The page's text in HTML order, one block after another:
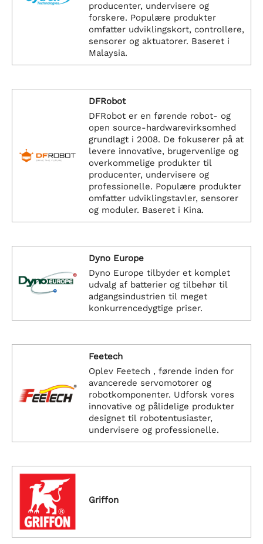
producenter, undervisere og
forskere. Populære produkter
omfatter udviklingskort, controllere,
sensorer og aktuatorer. Baseret i
Malaysia.
DFRobot
DFRobot er en førende robot- og
open source-hardwarevirksomhed
grundlagt i 2008. De fokuserer på at
levere innovative, brugervenlige og
overkommelige produkter til
producenter, undervisere og
professionelle. Populære produkter
omfatter udviklingstavler, sensorer
og moduler. Baseret i Kina.
Dyno Europe
Dyno Europe tilbyder et komplet
udvalg af batterier og tilbehør til
adgangsindustrien til meget
konkurrencedygtige priser.
Feetech
Oplev Feetech , førende inden for
avancerede servomotorer og
robotkomponenter. Udforsk vores
innovative og pålidelige produkter
designet til robotentusiaster,
undervisere og professionelle.
Griffon